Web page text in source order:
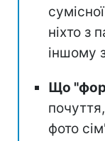
ніхто з
іншому
Що
фото